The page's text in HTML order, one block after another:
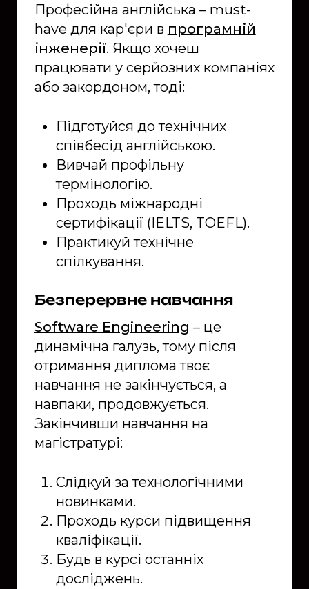
Професійна англійська – must-
have для кар'єри в програмній
інженерії. Якщо хочеш
працювати у серйозних компаніях
або закордоном, тоді:
Підготуйся до технічних
співбесід англійською.
Вивчай профільну
термінологію.
Проходь міжнародні
сертифікації (IELTS, TOEFL).
Практикуй технічне
спілкування.
Безперервне навчання
Software Engineering – це
динамічна галузь, тому після
отримання диплома твоє
навчання не закінчується, а
навпаки, продовжується.
Закінчивши навчання на
магістратурі:
Слідкуй за технологічними
новинками.
Проходь курси підвищення
кваліфікації.
Будь в курсі останніх
досліджень.